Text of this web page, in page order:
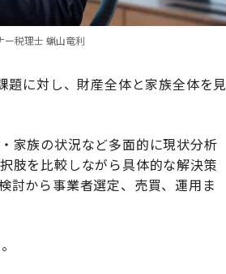
ー税理士 蝋山竜利
に対し、財産全体と家族全体を見
家族の状況など多面的に現状分析
肢を比較しながら具体的な解決策
討から事業者選定、売買、運用ま